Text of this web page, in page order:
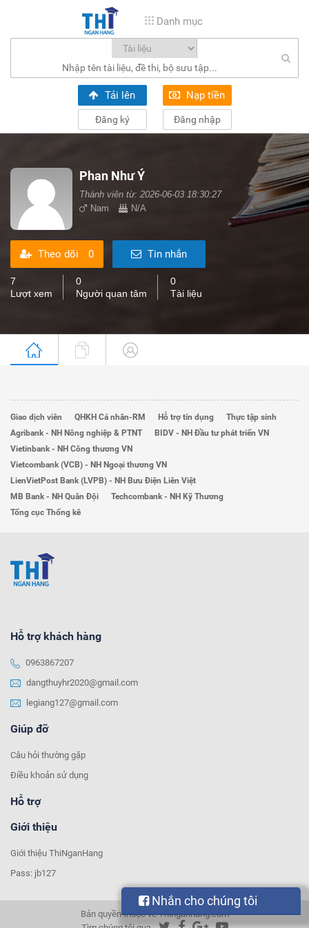
Danh mục
Tải lên Nạp tiền
Đăng ký Đăng nhập
Phan Như Ý
Thành viên từ: 2026-06-03 18:30:27
Nam
N/A
Theo dõi 0 Tin nhắn
7
Lượt xem
0
Người quan tâm
0
Tài liệu
Giao dịch viên QHKH Cá nhân-RM Hỗ trợ tín dụng
Thực tập sinh
Agribank - NH Nông nghiệp & PTNT
BIDV - NH Đầu tư phát triển VN
Vietinbank - NH Công thương VN
Vietcombank (VCB) - NH Ngoại thương VN
LienVietPost Bank (LVPB) - NH Bưu Điện Liên Việt
MB Bank - NH Quân Đội
Techcombank - NH Kỹ Thương
Tổng cục Thống kê
Hỗ trợ khách hàng
0963867207
dangthuyhr2020@gmail.com
legiang127@gmail.com
Giúp đỡ
Câu hỏi thường gặp
Điều khoản sử dụng
Hỗ trợ
Giới thiệu
Giới thiệu ThiNganHang
Pass: jb127
Bản quyền thuộc về Thinganhang.com
Nhắn cho chúng tôi